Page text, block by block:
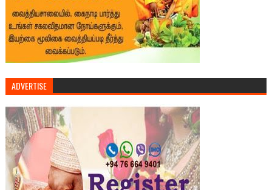
ADVERTISE